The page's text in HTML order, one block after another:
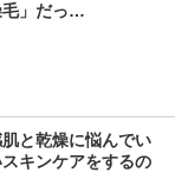
」だっ…
と乾燥に悩んでい
キンケアをするの